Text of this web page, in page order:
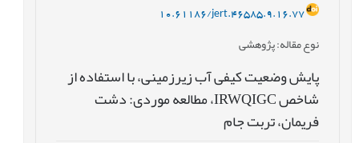
10.61186/jert.46585.9.16.77
نوع مقاله: پژوهشی
پایش وضعیت کیفی آب زیرزمینی، با استفاده از
شاخص IRWQIGC، مطالعه موردی: دشت
فریمان، تربت جام